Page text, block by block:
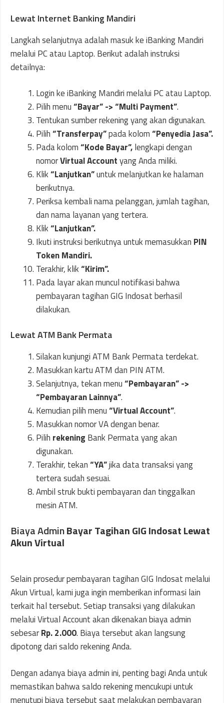
Lewat Internet Banking Mandiri
Langkah selanjutnya adalah masuk ke iBanking Mandiri
melalui PC atau Laptop. Berikut adalah instruksi
detailnya:
Login ke iBanking Mandiri melalui PC atau Laptop.
Pilih menu“Bayar” -> “Multi Payment”.
Tentukan sumber rekening yang akan digunakan.
Pilih“Transferpay”pada kolom“Penyedia Jasa”.
Pada kolom“Kode Bayar”,lengkapi dengan
nomorVirtual Accountyang Anda miliki.
Klik“Lanjutkan”untuk melanjutkan ke halaman
berikutnya.
Periksa kembali nama pelanggan, jumlah tagihan,
dan nama layanan yang tertera.
Klik“Lanjutkan”.
Ikuti instruksi berikutnya untuk memasukkan PIN
Token Mandiri.
Terakhir, klik“Kirim”.
Pada layar akan muncul notifikasi bahwa
pembayaran tagihan GIG Indosat berhasil
dilakukan.
Lewat ATM Bank Permata
Silakan kunjungi ATM Bank Permata terdekat.
Masukkan kartu ATM dan PIN ATM.
Selanjutnya, tekan menu“Pembayaran” ->
“Pembayaran Lainnya”.
Kemudian pilih menu“Virtual Account”.
Masukkan nomor VA dengan benar.
Pilih rekening Bank Permata yang akan
digunakan.
Terakhir, tekan“YA”jika data transaksi yang
tertera sudah sesuai.
Ambil struk bukti pembayaran dan tinggalkan
mesin ATM.
Biaya AdminBayar Tagihan GIG Indosat Lewat
Akun Virtual
Selain prosedur pembayaran tagihan GIG Indosat melalui
Akun Virtual, kami juga ingin memberikan informasi lain
terkait hal tersebut. Setiap transaksi yang dilakukan
melalui Virtual Account akan dikenakan biaya admin
sebesarRp. 2.000. Biaya tersebut akan langsung
dipotong dari saldo rekening Anda.
Dengan adanya biaya admin ini, penting bagi Anda untuk
memastikan bahwa saldo rekening mencukupi untuk
menutupi biaya tersebut saat melakukan pembayaran